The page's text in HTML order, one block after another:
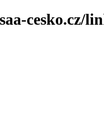
cesko.cz/